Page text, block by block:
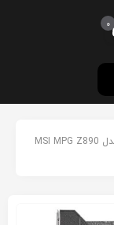
0
مادربرد ام اس آی مدل MSI MPG Z890